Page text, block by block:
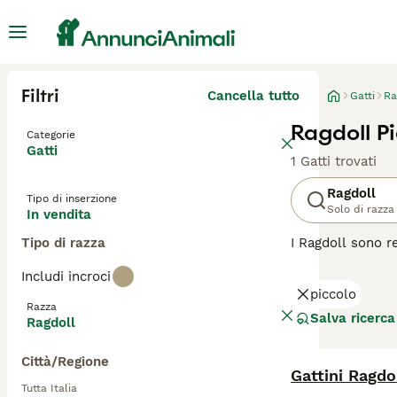
Filtri Cancella tutto
Categorie
Gatti
Tipo di inserzione
In vendita
Tipo di razza
Includi incroci
Razza
Ragdoll
Città/Regione
Tutta Italia
Gatti
Ragdoll
1 Gatti trovati
Ragdoll
Solo di razza
I Ragdoll sono
con tutti,
piccolo
Salva ricerca
Gattini